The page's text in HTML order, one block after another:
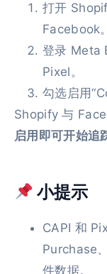
打开
Facebook。
登录 Meta
Pixel。
勾选启用
Shopify 与
启用即可开始追
小提示
CAPI 和
Purchase
件数据。